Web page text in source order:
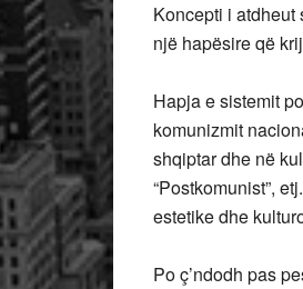
Koncepti i atdheut
një hapësire që
Hapja e sistemit
komunizmit
shqiptar dhe në
“Postkomunist”,
estetike dhe
Po ç’ndodh pas